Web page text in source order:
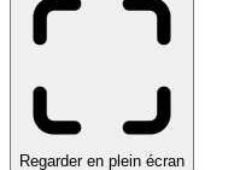
Regarder en plein écran